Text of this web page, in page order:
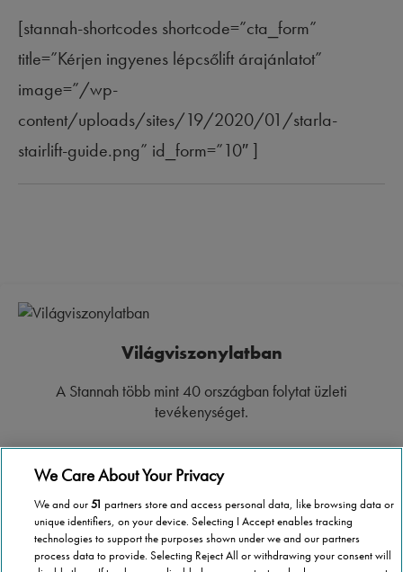
[stannah-shortcodes shortcode=”cta_form”
title=”Kérjen ingyenes lépcsőlift árajánlatot”
image=”/wp-
content/uploads/sites/19/2020/01/starla-
stairlift-guide.png” id_form=”10″ ]
Világviszonylatban
A Stannah több mint 40 országban folytat üzleti
tevékenységet.
Országos lefedettség
Bárhol is legyen Magyarországon, a Stannah a
We Care About Your Privacy
We and our51 partners store and access personal data, like browsing data or
unique identifiers, on your device. Selecting I Accept enables tracking
technologies to support the purposes shown under we and our partners
process data to provide. Selecting Reject All or withdrawing your consent will